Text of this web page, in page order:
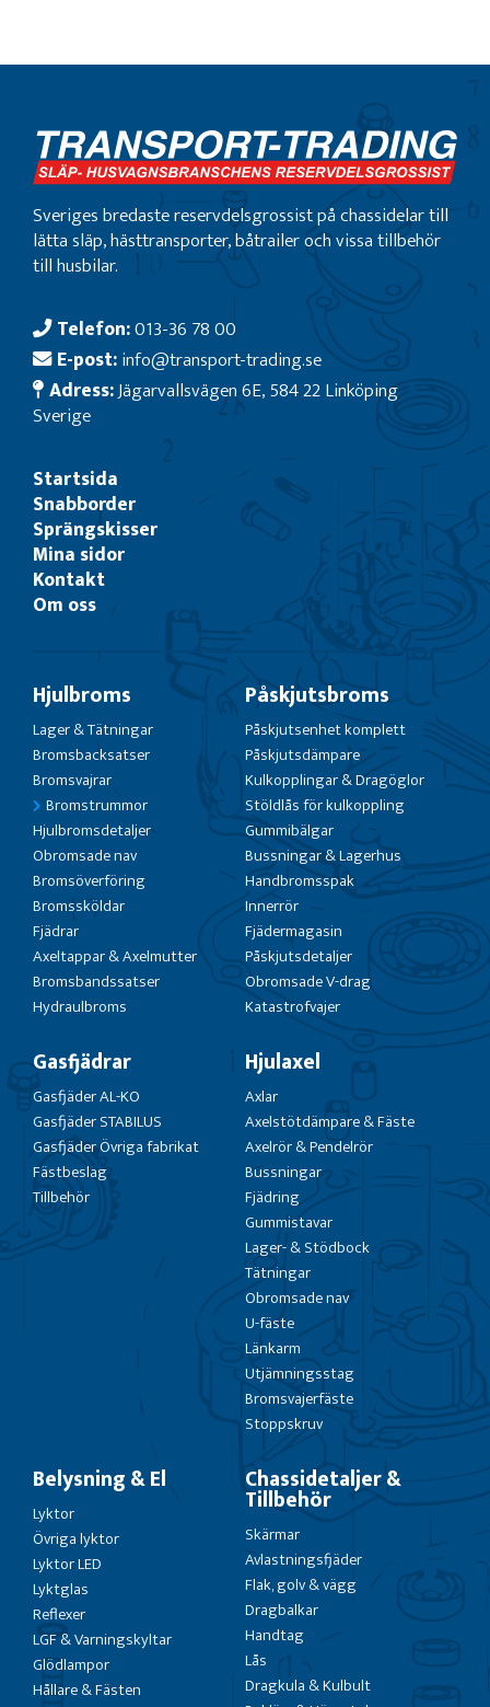
Sveriges bredaste reservdelsgrossist på chassidelar till
lätta släp, hästtransporter, båtrailer och vissa tillbehör
till husbilar.
Telefon:013-36 78 00
E-post:info@transport-trading.se
Adress:Jägarvallsvägen 6E, 584 22 Linköping
Sverige
Startsida
Snabborder
Sprängskisser
Mina sidor
Kontakt
Om oss
Hjulbroms
Lager & Tätningar
Bromsbacksatser
Bromsvajrar
Bromstrummor
Hjulbromsdetaljer
Obromsade nav
Bromsöverföring
Bromssköldar
Fjädrar
Axeltappar & Axelmutter
Bromsbandssatser
Hydraulbroms
Påskjutsbroms
Påskjutsenhet komplett
Påskjutsdämpare
Kulkopplingar & Dragöglor
Stöldlås för kulkoppling
Gummibälgar
Bussningar & Lagerhus
Handbromsspak
Innerrör
Fjädermagasin
Påskjutsdetaljer
Obromsade V-drag
Katastrofvajer
Gasfjädrar
Gasfjäder AL-KO
Gasfjäder STABILUS
Gasfjäder Övriga fabrikat
Fästbeslag
Tillbehör
Hjulaxel
Axlar
Axelstötdämpare & Fäste
Axelrör & Pendelrör
Bussningar
Fjädring
Gummistavar
Lager- & Stödbock
Tätningar
Obromsade nav
U-fäste
Länkarm
Utjämningsstag
Bromsvajerfäste
Stoppskruv
Belysning & El
Lyktor
Övriga lyktor
Lyktor LED
Lyktglas
Reflexer
LGF & Varningskyltar
Glödlampor
Hållare & Fästen
Chassidetaljer &
Tillbehör
Skärmar
Avlastningsfjäder
Flak, golv & vägg
Dragbalkar
Handtag
Lås
Dragkula & Kulbult